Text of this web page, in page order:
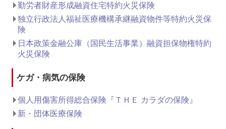
勤労者財産形成融資住宅特約火災保険
独立行政法人福祉医療機構承継融資物件等特約火災保
険
日本政策金融公庫（国民生活事業）融資担保物権特約
火災保険
ケガ・病気の保険
個人用傷害所得総合保険『ＴＨＥ カラダの保険』
新・団体医療保険